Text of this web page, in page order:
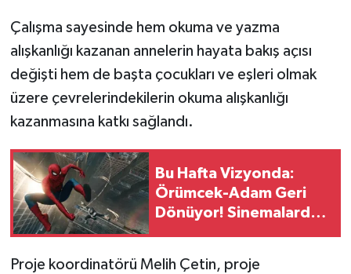
Çalışma sayesinde hem okuma ve yazma
alışkanlığı kazanan annelerin hayata bakış açısı
değişti hem de başta çocukları ve eşleri olmak
üzere çevrelerindekilerin okuma alışkanlığı
kazanmasına katkı sağlandı.
Bu Hafta Vizyonda:
Örümcek-Adam Geri
Dönüyor! Sinemalarda
Proje koordinatörü Melih Çetin, proje